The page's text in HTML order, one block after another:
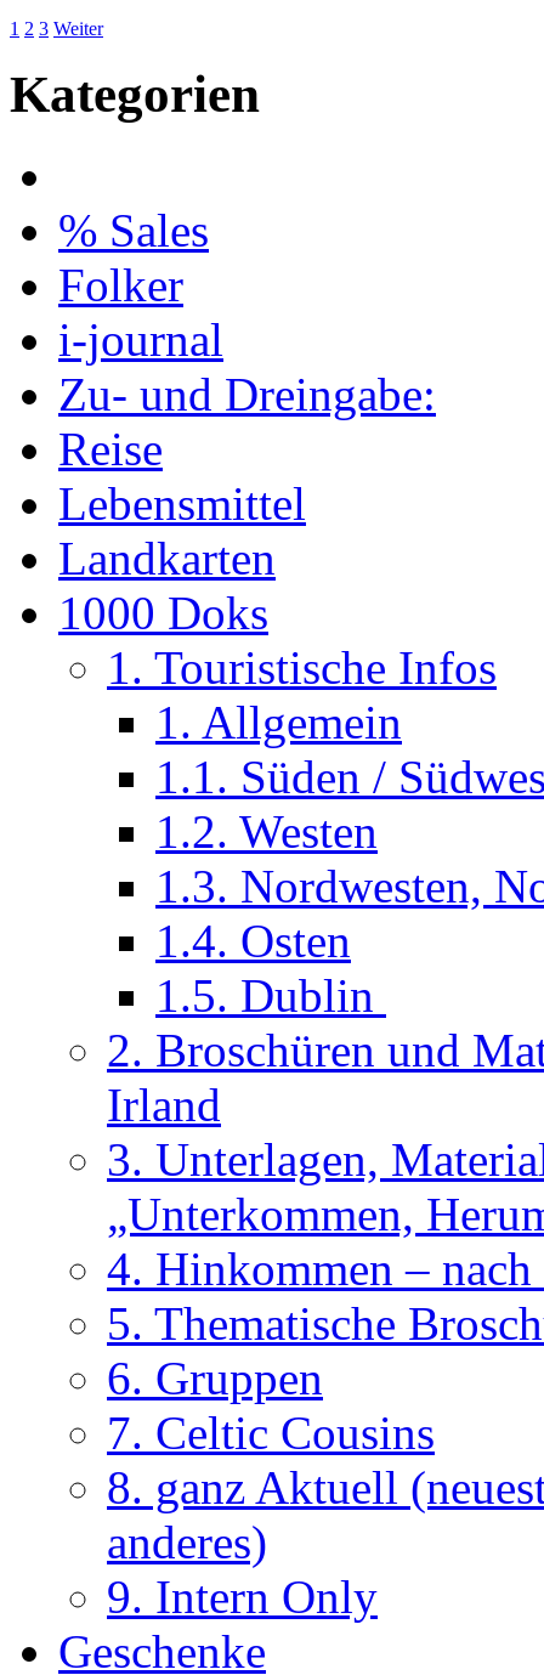
1 2 3 Weiter
Kategorien
% Sales
Folker
i-journal
Zu- und Dreingabe:
Reise
Lebensmittel
Landkarten
1000 Doks
1. Touristische Infos
1. Allgemein
1.1. Süden /
1.2. Westen
1.3. Nordwesten,
1.4. Osten
1.5. Dublin
2. Broschüren und
Irland
3. Unterlagen,
„Unterkommen,
4. Hinkommen –
5. Thematische
6. Gruppen
7. Celtic Cousins
8. ganz Aktuell
anderes)
9. Intern Only
Geschenke